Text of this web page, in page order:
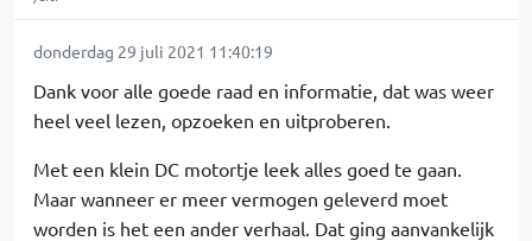
donderdag 29 juli 2021 11:40:19
Dank voor alle goede raad en informatie, dat was weer
heel veel lezen, opzoeken en uitproberen.
Met een klein DC motortje leek alles goed te gaan.
Maar wanneer er meer vermogen geleverd moet
worden is het een ander verhaal. Dat ging aanvankelijk